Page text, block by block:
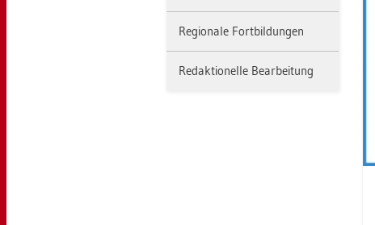
Re­gio­na­le Fort­bil­dun­gen
Re­dak­tio­nel­le Be­ar­bei­tung